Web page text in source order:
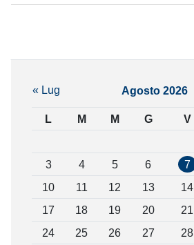
Agosto 2026
L M M G V
« Lug
3
4 5 6 7
10
11 12 13 14
17
18 19 20 21
24
25 26 27 28